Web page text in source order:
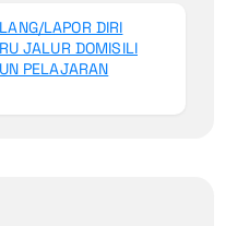
LAPOR DIRI
JALUR DOMISILI
PELAJARAN